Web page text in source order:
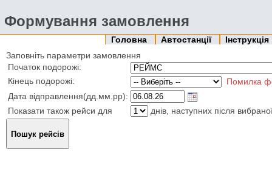
Формування замовлення
Головна Автостанції
Інструкція
Заповніть параметри замовлення
Початок подорожі:
Кінець подорожі:
Помилка
Дата відправлення(дд.мм.рр):
Показати також рейси для
днів, наступних після